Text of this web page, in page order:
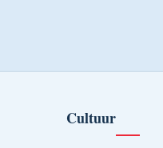
Cultuur